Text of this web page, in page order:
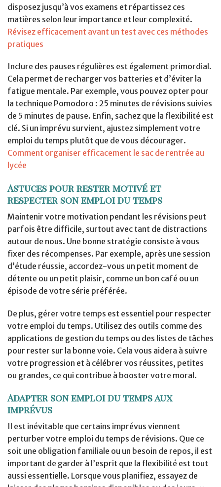
disposez jusqu’à vos examens et répartissez ces
matières selon leur importance et leur complexité.
Révisez efficacement avant un test avec ces méthodes
pratiques
Inclure des pauses régulières est également primordial.
Cela permet de recharger vos batteries et d’éviter la
fatigue mentale. Par exemple, vous pouvez opter pour
la technique Pomodoro : 25 minutes de révisions suivies
de 5 minutes de pause. Enfin, sachez que la flexibilité est
clé. Si un imprévu survient, ajustez simplement votre
emploi du temps plutôt que de vous décourager.
Comment organiser efficacement le sac de rentrée au
lycée
Astuces pour rester motivé et
respecter son emploi du temps
Maintenir votre motivation pendant les révisions peut
parfois être difficile, surtout avec tant de distractions
autour de nous. Une bonne stratégie consiste à vous
fixer des récompenses. Par exemple, après une session
d’étude réussie, accordez-vous un petit moment de
détente ou un petit plaisir, comme un bon café ou un
épisode de votre série préférée.
De plus, gérer votre temps est essentiel pour respecter
votre emploi du temps. Utilisez des outils comme des
applications de gestion du temps ou des listes de tâches
pour rester sur la bonne voie. Cela vous aidera à suivre
votre progression et à célébrer vos réussites, petites
ou grandes, ce qui contribue à booster votre moral.
Adapter son emploi du temps aux
imprévus
Il est inévitable que certains imprévus viennent
perturber votre emploi du temps de révisions. Que ce
soit une obligation familiale ou un besoin de repos, il est
important de garder à l’esprit que la flexibilité est tout
aussi essentielle. Lorsque vous planifiez, essayez de